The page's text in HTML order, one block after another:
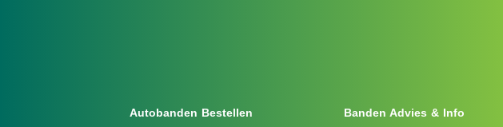
Autobanden Bestellen Banden Advies & Info